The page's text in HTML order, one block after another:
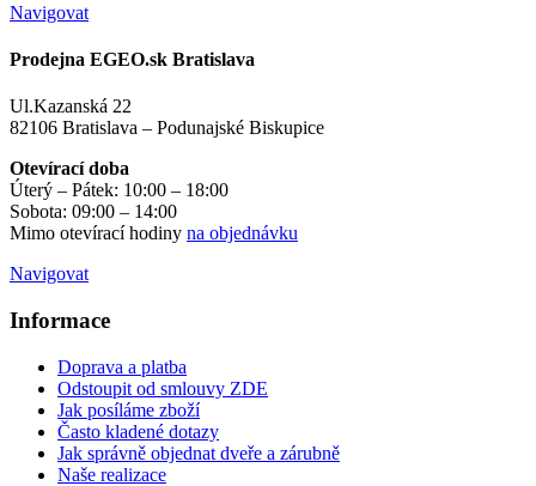
Navigovat
Prodejna EGEO.sk Bratislava
Ul.Kazanská 22
82106 Bratislava – Podunajské Biskupice
Otevírací doba
Úterý – Pátek: 10:00 – 18:00
Sobota: 09:00 – 14:00
Mimo otevírací hodiny na objednávku
Navigovat
Informace
Doprava a platba
Odstoupit od smlouvy ZDE
Jak posíláme zboží
Často kladené dotazy
Jak správně objednat dveře a zárubně
Naše realizace